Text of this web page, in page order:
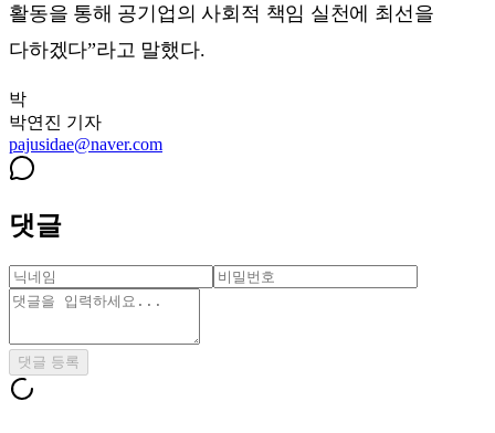
활동을 통해 공기업의 사회적 책임 실천에 최선을
다하겠다”라고 말했다.
박
박연진 기자
pajusidae@naver.com
댓글
댓글 등록